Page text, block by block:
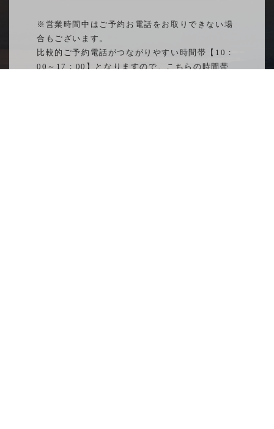
※営業時間中はご予約お電話をお取りできない場
合もございます。
比較的ご予約電話がつながりやすい時間帯【10：
00～17：00】となりますので、こちらの時間帯